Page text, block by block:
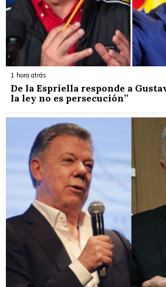
1 hora atrás
De la Espriella responde a
la ley no es persecución”